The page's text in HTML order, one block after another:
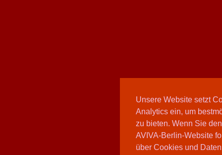
Unsere Website setzt
Analytics ein, um
zu bieten. Wenn Sie
AVIVA-Berlin-Website
über Cookies und